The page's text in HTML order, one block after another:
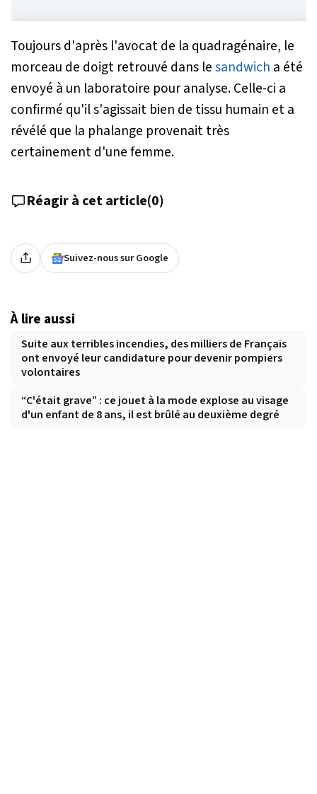
Toujours d'après l'avocat de la quadragénaire, le
morceau de doigt retrouvé dans lesandwich a été
envoyé à un laboratoire pour analyse. Celle-ci a
confirmé qu'il s'agissait bien de tissu humain et a
révélé que la phalange provenait très
certainement d'une femme.
Réagir à cet article(0)
Suivez-nous sur Google
À lire aussi
Suite aux terribles incendies, des milliers de Français
ont envoyé leur candidature pour devenir pompiers
volontaires
“C'était grave” : ce jouet à la mode explose au visage
d'un enfant de 8 ans, il est brûlé au deuxième degré